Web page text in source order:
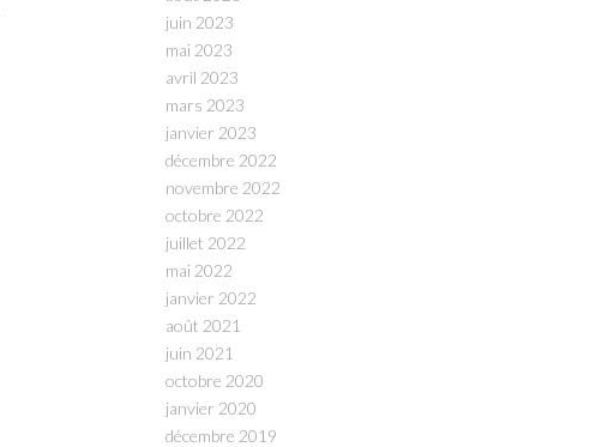
juin 2023
mai 2023
avril 2023
mars 2023
janvier 2023
décembre 2022
novembre 2022
octobre 2022
juillet 2022
mai 2022
janvier 2022
août 2021
juin 2021
octobre 2020
janvier 2020
décembre 2019